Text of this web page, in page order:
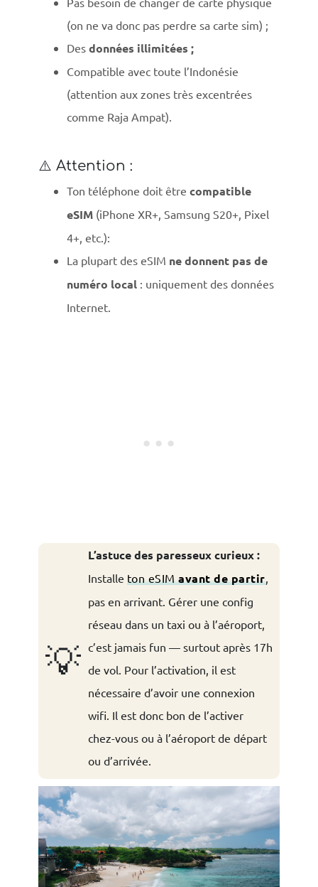
(on ne va donc pas perdre sa carte sim) ;
Des données illimitées ;
Compatible avec toute l’Indonésie
(attention aux zones très excentrées
comme Raja Ampat).
⚠️ Attention :
Ton téléphone doit être compatible
eSIM(iPhone XR+, Samsung S20+, Pixel
4+, etc.):
La plupart des eSIM ne donnent pas de
numéro local : uniquement des données
Internet.
💡
L’astuce des paresseux curieux :
Installe ton eSIMavant de partir
pas en arrivant. Gérer une config
réseau dans un taxi ou à l’aéroport,
c’est jamais fun — surtout après 17h
de vol. Pour l’activation, il est
nécessaire d’avoir une connexion
wifi. Il est donc bon de l’activer
chez-vous ou à l’aéroport de départ
ou d’arrivée.